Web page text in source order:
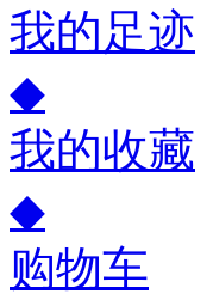
我的足迹
◆
我的收藏
◆
购物车